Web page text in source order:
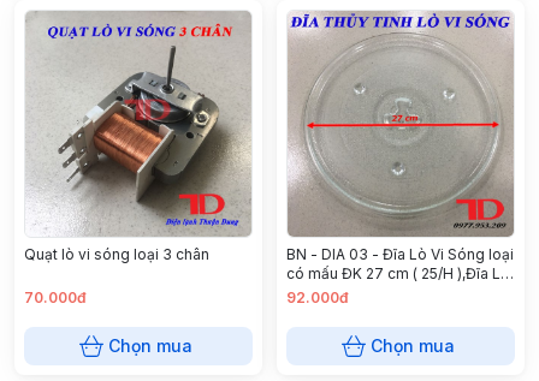
Quạt lò vi sóng loại 3 chân
70.000đ
Chọn mua
BN - DIA 03 - Đĩa Lò Vi Sóng loại
có mấu ĐK 27 cm ( 25/H ),Đĩa Lò
Vi Sóng Có Mấu Đường Kính 27
92.000đ
Chọn mua